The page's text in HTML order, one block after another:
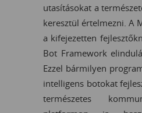
utasításokat a
keresztül értelmezni. A
a kifejezetten
Bot Framework
Ezzel bármilyen
intelligens botokat
természetes